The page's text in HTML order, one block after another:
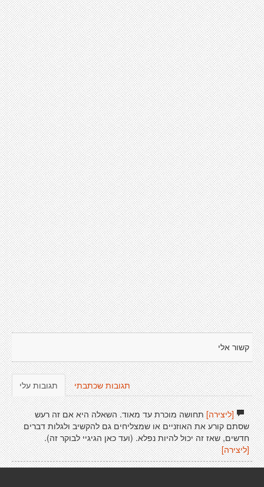
קשור אלי
תגובות עלי תגובות שכתבתי
[ליצירה]תחושה מוכרת עד מאוד. השאלה היא אם זה רעש
שסתם קורע את האוזניים או שמצליחים גם להקשיב ולגלות דברים
חדשים, שאז זה יכול להיות נפלא. (ועד כאן הגיגיי לבוקר זה).
[ליצירה]